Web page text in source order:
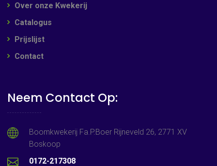
Over onze Kwekerij
Catalogus
Prijslijst
Contact
Neem Contact Op:
Boomkwekerij Fa.P.Boer Rijneveld 26, 2771 XV
Boskoop
0172-217308